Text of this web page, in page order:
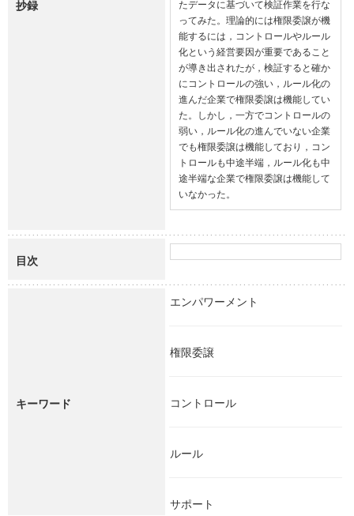
抄録
たデータに基づいて検証作業を行な
ってみた。理論的には権限委譲が機
能するには，コントロールやルール
化という経営要因が重要であること
が導き出されたが，検証すると確か
にコントロールの強い，ルール化の
進んだ企業で権限委譲は機能してい
た。しかし，一方でコントロールの
弱い，ルール化の進んでいない企業
でも権限委譲は機能しており，コン
トロールも中途半端，ルール化も中
途半端な企業で権限委譲は機能して
いなかった。
目次
キーワード
エンパワーメント
権限委譲
コントロール
ルール
サポート